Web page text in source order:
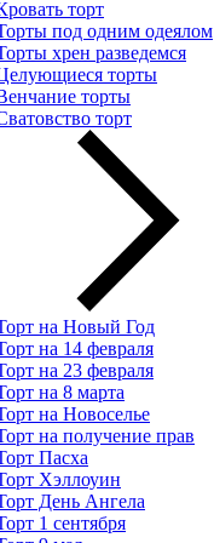
торт
под одним одеялом
хрен разведемся
торты
торты
торт
на Новый Год
на 14 февраля
на 23 февраля
на 8 марта
на Новоселье
на получение прав
Пасха
Хэллоуин
День Ангела
1 сентября